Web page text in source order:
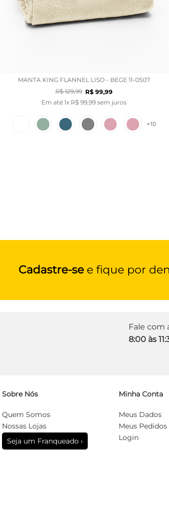
MANTA KING FLANNEL LISO - BEGE 11-0507
R$ 129,99 R$ 99,99
Em até 1x R$ 99, 99sem juros
+10
Cadastre-see fique por
Fale com
8:00 às
Sobre Nós
Quem Somos
Nossas Lojas
Seja um Franqueado ›
Minha Conta
Meus Dados
Meus Pedidos
Login